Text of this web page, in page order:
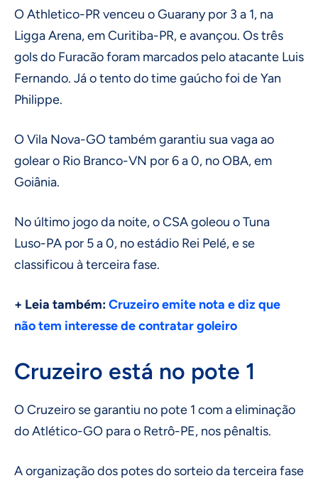
O Athletico-PR venceu o Guarany por 3 a 1, na
Ligga Arena, em Curitiba-PR, e avançou. Os três
gols do Furacão foram marcados pelo atacante Luis
Fernando. Já o tento do time gaúcho foi de Yan
Philippe.
O Vila Nova-GO também garantiu sua vaga ao
golear o Rio Branco-VN por 6 a 0, no OBA, em
Goiânia.
No último jogo da noite, o CSA goleou o Tuna
Luso-PA por 5 a 0, no estádio Rei Pelé, e se
classificou à terceira fase.
+ Leia também:Cruzeiro emite nota e diz que
não tem interesse de contratar goleiro
Cruzeiro está no pote 1
O Cruzeiro se garantiu no pote 1 com a eliminação
do Atlético-GO para o Retrô-PE, nos pênaltis.
A organização dos potes do sorteio da terceira fase